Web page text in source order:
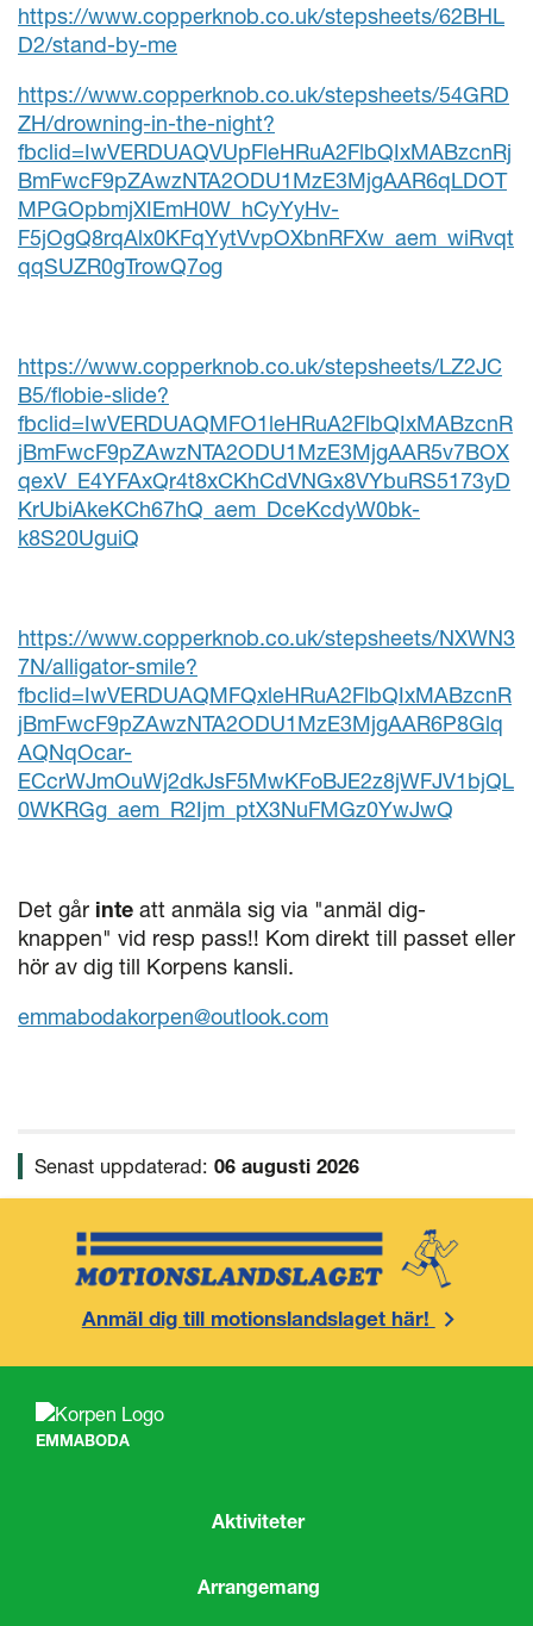
https://www.copperknob.co.uk/stepsheets/62BHL
D2/stand-by-me
https://www.copperknob.co.uk/stepsheets/54GRD
ZH/drowning-in-the-night?
fbclid=IwVERDUAQVUpFleHRuA2FlbQIxMABzcnRj
BmFwcF9pZAwzNTA2ODU1MzE3MjgAAR6qLDOT
MPGOpbmjXIEmH0W_hCyYyHv-
F5jOgQ8rqAlx0KFqYytVvpOXbnRFXw_aem_wiRvqt
qqSUZR0gTrowQ7og
https://www.copperknob.co.uk/stepsheets/LZ2JC
B5/flobie-slide?
fbclid=IwVERDUAQMFO1leHRuA2FlbQIxMABzcnR
jBmFwcF9pZAwzNTA2ODU1MzE3MjgAAR5v7BOX
qexV_E4YFAxQr4t8xCKhCdVNGx8VYbuRS5173yD
KrUbiAkeKCh67hQ_aem_DceKcdyW0bk-
k8S20UguiQ
https://www.copperknob.co.uk/stepsheets/NXWN3
7N/alligator-smile?
fbclid=IwVERDUAQMFQxleHRuA2FlbQIxMABzcnR
jBmFwcF9pZAwzNTA2ODU1MzE3MjgAAR6P8Glq
AQNqOcar-
ECcrWJmOuWj2dkJsF5MwKFoBJE2z8jWFJV1bjQL
0WKRGg_aem_R2Ijm_ptX3NuFMGz0YwJwQ
Det går inte att anmäla sig via "anmäl dig-
knappen" vid resp pass!! Kom direkt till passet eller
hör av dig till Korpens kansli.
emmabodakorpen@outlook.com
Senast uppdaterad: 06 augusti 2026
Anmäl dig till motionslandslaget här!
EMMABODA
Aktiviteter
Arrangemang